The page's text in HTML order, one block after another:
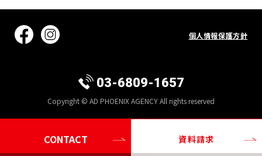
個人情報保護方針
03-6809-1657
Copyright © AD PHOENIX AGENCY All rights reserved
CONTACT 資料請求